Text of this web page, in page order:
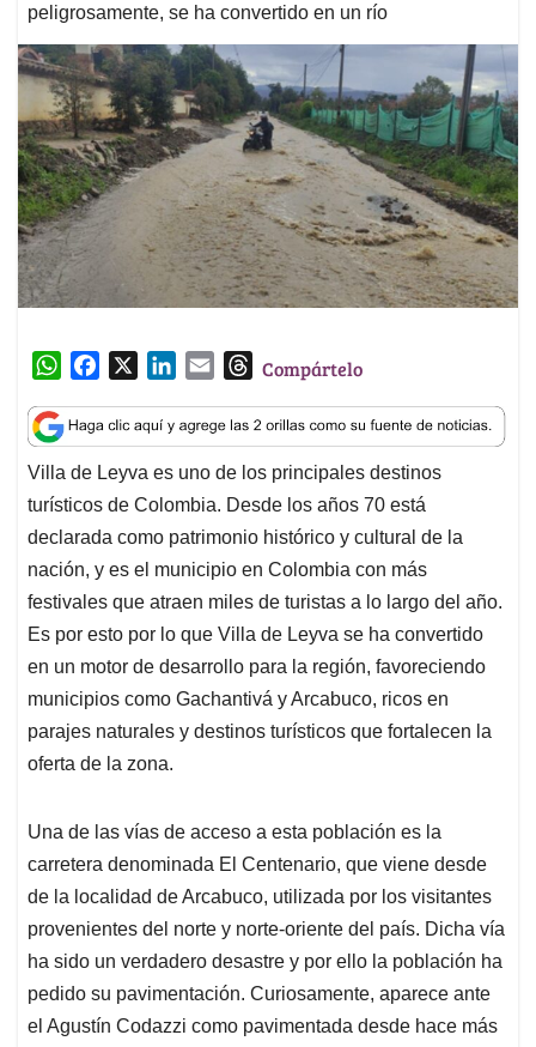
peligrosamente, se ha convertido en un río
W
a
t
s
A
p
p
c
e
b
o
o
k
n
k
e
d
I
n
a
i
l
T
r
e
a
d
s
Compártelo
Villa de Leyva es uno de los principales destinos
turísticos de Colombia. Desde los años 70 está
declarada como patrimonio histórico y cultural de la
nación, y es el municipio en Colombia con más
festivales que atraen miles de turistas a lo largo del año.
Es por esto por lo que Villa de Leyva se ha convertido
en un motor de desarrollo para la región, favoreciendo
municipios como Gachantivá y Arcabuco, ricos en
parajes naturales y destinos turísticos que fortalecen la
oferta de la zona.
Una de las vías de acceso a esta población es la
carretera denominada El Centenario, que viene desde
de la localidad de Arcabuco, utilizada por los visitantes
provenientes del norte y norte-oriente del país. Dicha vía
ha sido un verdadero desastre y por ello la población ha
pedido su pavimentación. Curiosamente, aparece ante
el Agustín Codazzi como pavimentada desde hace más